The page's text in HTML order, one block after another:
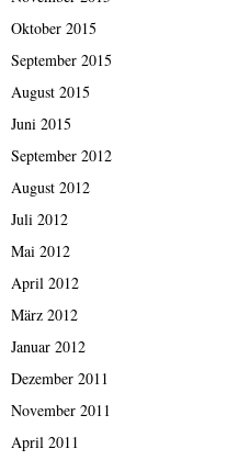
Oktober 2015
September 2015
August 2015
Juni 2015
September 2012
August 2012
Juli 2012
Mai 2012
April 2012
März 2012
Januar 2012
Dezember 2011
November 2011
April 2011